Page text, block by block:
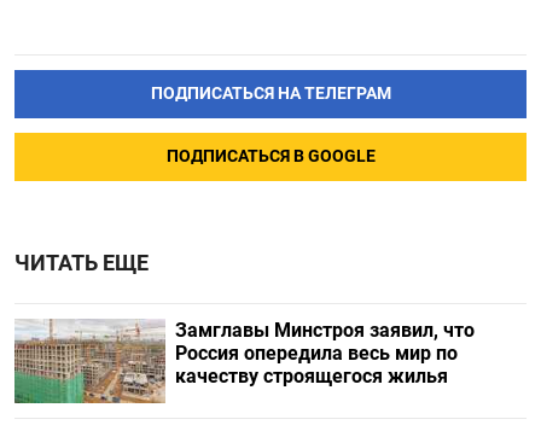
ПОДПИСАТЬСЯ НА ТЕЛЕГРАМ
ПОДПИСАТЬСЯ В GOOGLE
ЧИТАТЬ ЕЩЕ
Замглавы Минстроя заявил, что
Россия опередила весь мир по
качеству строящегося жилья